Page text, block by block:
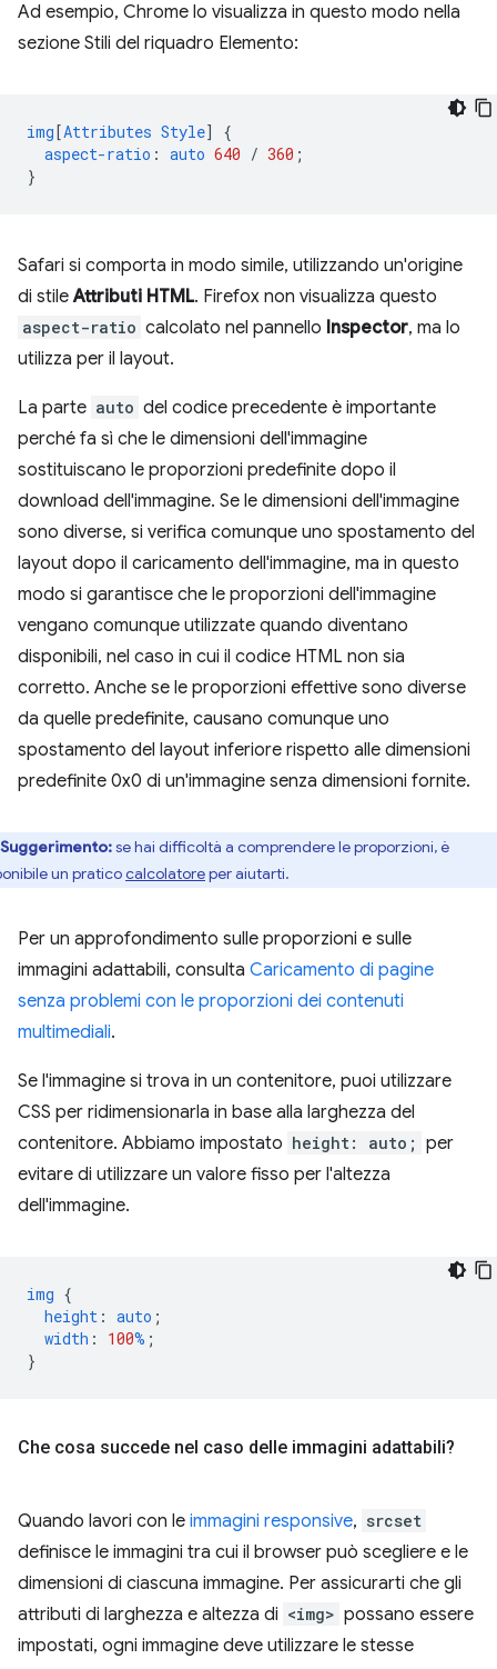
Ad esempio, Chrome lo visualizza in questo modo nella
sezione Stili del riquadro Elemento:
img [Attributes Style]
{
aspect-ratio : auto 640 / 360 ;
}
Safari si comporta in modo simile, utilizzando un'origine
di stileAttributi HTML. Firefox non visualizza questo
aspect-ratio calcolato nel pannello Inspector, ma lo
utilizza per il layout.
La parte auto del codice precedente è importante
perché fa sì che le dimensioni dell'immagine
sostituiscano le proporzioni predefinite dopo il
download dell'immagine. Se le dimensioni dell'immagine
sono diverse, si verifica comunque uno spostamento del
layout dopo il caricamento dell'immagine, ma in questo
modo si garantisce che le proporzioni dell'immagine
vengano comunque utilizzate quando diventano
disponibili, nel caso in cui il codice HTML non sia
corretto. Anche se le proporzioni effettive sono diverse
da quelle predefinite, causano comunque uno
spostamento del layout inferiore rispetto alle dimensioni
predefinite 0x0 di un'immagine senza dimensioni fornite.
Suggerimento:se hai difficoltà a comprendere le proporzioni, è
un praticocalcolatoreper aiutarti.
Per un approfondimento sulle proporzioni e sulle
immagini adattabili, consulta Caricamento di pagine
senza problemi con le proporzioni dei contenuti
multimediali.
Se l'immagine si trova in un contenitore, puoi utilizzare
CSS per ridimensionarla in base alla larghezza del
contenitore. Abbiamo impostato height: auto; per
evitare di utilizzare un valore fisso per l'altezza
dell'immagine.
img {
height : auto ;
width : 100% ;
}
Che cosa succede nel caso delle immagini adattabili?
Quando lavori con le immagini responsive, srcset
definisce le immagini tra cui il browser può scegliere e le
dimensioni di ciascuna immagine. Per assicurarti che gli
attributi di larghezza e altezza di <img> possano essere
impostati, ogni immagine deve utilizzare le stesse